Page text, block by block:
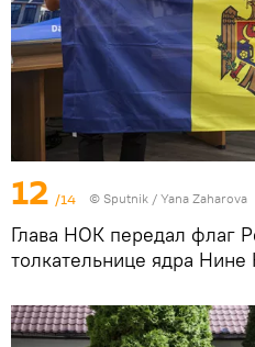
12 /14 © Sputnik / Yana Zaharova
Глава НОК передал флаг
толкательнице ядра Нине